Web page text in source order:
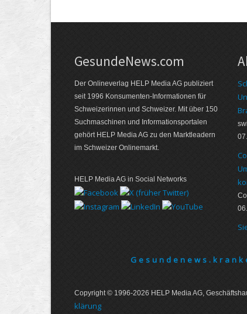
GesundeNews.com
Der Onlineverlag HELP Media AG publiziert
seit 1996 Konsumenten-Informationen für
Schweizerinnen und Schweizer. Mit über 150
Suchmaschinen und Informationsportalen
gehört HELP Media AG zu den Marktleadern
im Schweizer Onlinemarkt.
HELP Media AG in Social Networks
Copyright © 1996-2026 HELP Media AG,
klärung